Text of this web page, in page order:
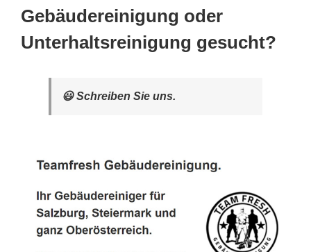
Gebäudereinigung oder
Unterhaltsreinigung gesucht?
😃 Schreiben Sie uns.